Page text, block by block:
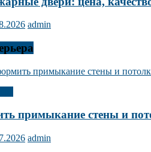
admin
примыкание стены и
admin